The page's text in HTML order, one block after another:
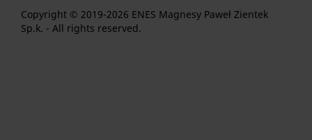
Copyright © 2019-2026 ENES Magnesy Paweł Zientek
Sp.k. - All rights reserved.